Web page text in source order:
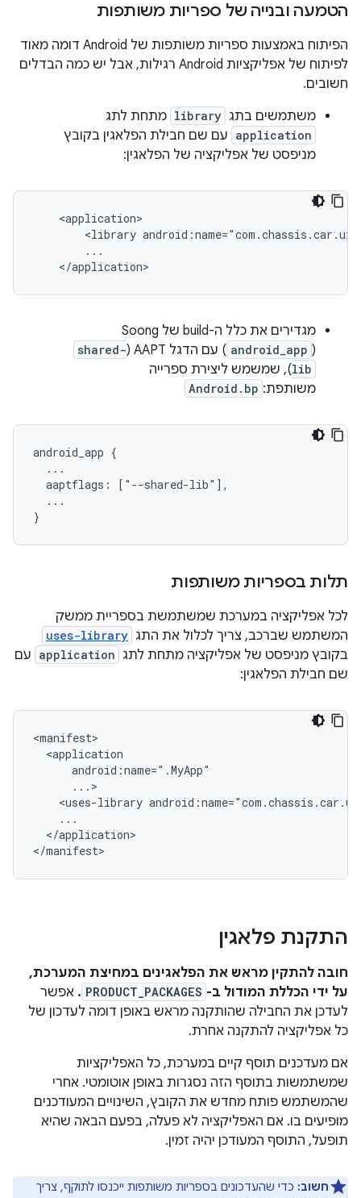
הטמעה ובנייה של ספריות משותפות
הפיתוח באמצעות ספריות משותפות של Android דומה מאוד
לפיתוח של אפליקציות Android רגילות, אבל יש כמה הבדלים
חשובים.
משתמשים בתג library מתחת לתג
application עם שם חבילת הפלאגין בקובץ
מניפסט של אפליקציה של הפלאגין:
<library
(
android_app ) עם הדגל AAPT‏ (
shared-
lib), שמשמש ליצירת ספרייה
משותפת: Android.bp
android_app {
  ...
  aaptflags: ["--shared-lib"],
  ...
תלות בספריות משותפות
לכל אפליקציה במערכת שמשתמשת בספריית ממשק
המשתמש שברכב, צריך לכלול את התג uses-library
בקובץ מניפסט של אפליקציה מתחת לתג application עם
שם חבילת הפלאגין:
<uses-library
</application>
התקנת פלאגין
חובה להתקין מראש את הפלאגינים במחיצת המערכת,
על ידי הכללת המודול ב- PRODUCT_PACKAGES
. אפשר
לעדכן את החבילה שהותקנה מראש באופן דומה לעדכון של
כל אפליקציה להתקנה אחרת.
אם מעדכנים תוסף קיים במערכת, כל האפליקציות
שמשתמשות בתוסף הזה נסגרות באופן אוטומטי. אחרי
שהמשתמש פותח מחדש את הקובץ, השינויים המעודכנים
מופיעים בו. אם האפליקציה לא פעלה, בפעם הבאה שהיא
תופעל, התוסף המעודכן יהיה זמין.
חשוב: כדי שהעדכונים בספריות משותפות ייכנסו לתוקף, צריך